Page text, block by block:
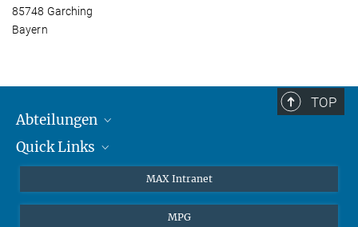
85748 Garching
Bayern
TOP
Abteilungen
Attosekundenphysik
Quick Links
MAX Intranet
MPG